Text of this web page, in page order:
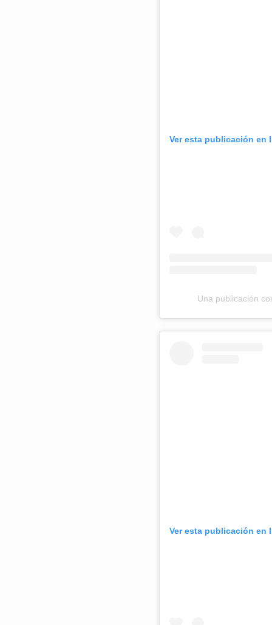
Ver esta publicación en
Una publicación
Ver esta publicación en